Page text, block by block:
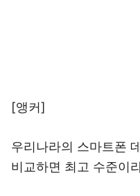
[앵커]
우리나라의 스마트폰
비교하면 최고 수준이